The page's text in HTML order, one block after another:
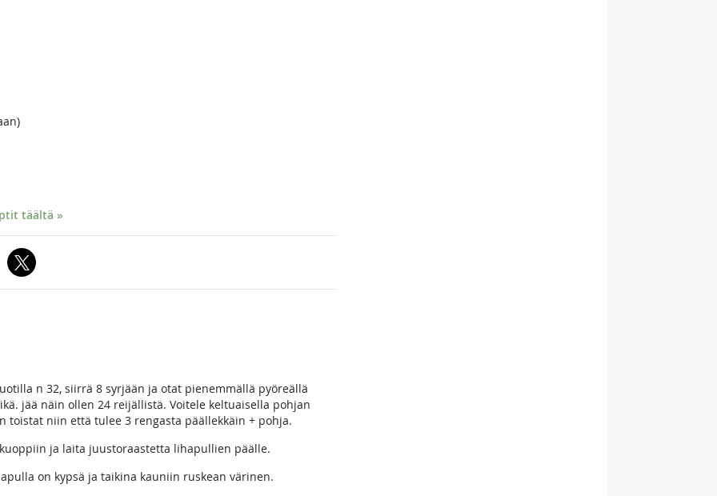
täältä »
n 32, siirrä 8 syrjään ja otat pienemmällä pyöreällä
jää näin ollen 24 reijällistä. Voitele keltuaisella pohjan
niin että tulee 3 rengasta päällekkäin + pohja.
ja laita juustoraastetta lihapullien päälle.
on kypsä ja taikina kauniin ruskean värinen.